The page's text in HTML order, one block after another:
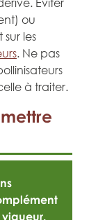
Eviter
ou
les
. Ne pas
à traiter.
.